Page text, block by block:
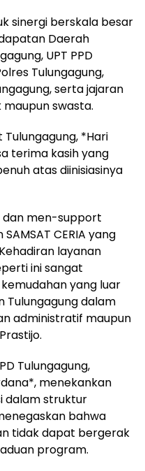
sinergi berskala besar
Daerah
UPT PPD
Tulungagung,
serta jajaran
swasta.
*Hari
terima kasih yang
atas diinisiasinya
dan men-support
CERIA yang
layanan
ini sangat
yang luar
Tulungagung dalam
administratif maupun
Tulungagung,
menekankan
dalam struktur
bahwa
tidak dapat bergerak
program.